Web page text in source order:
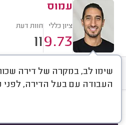
עמוס
ציון כללי
9.73
חוות דעת
11
שימו לב, במקרה של דירה
העבודה עם בעל הדירה, לפני
חוות דעת